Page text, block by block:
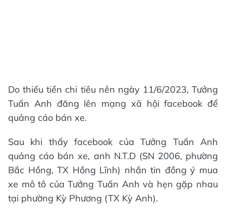
Do thiếu tiền chi tiêu nên ngày 11/6/2023, Tưởng
Tuấn Anh đăng lên mạng xã hội facebook để
quảng cáo bán xe.
Sau khi thấy facebook của Tưởng Tuấn Anh
quảng cáo bán xe, anh N.T.D (SN 2006, phường
Bắc Hồng, TX Hồng Lĩnh) nhắn tin đồng ý mua
xe mô tô của Tưởng Tuấn Anh và hẹn gặp nhau
tại phường Kỳ Phương (TX Kỳ Anh).